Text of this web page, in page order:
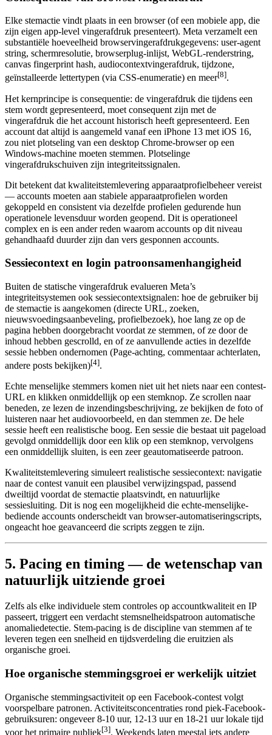
Elke stemactie vindt plaats in een browser (of een mobiele app, die
zijn eigen app-level vingerafdruk presenteert). Meta verzamelt een
substantiële hoeveelheid browservingerafdrukgegevens: user-agent
string, schermresolutie, browserplug-inlijst, WebGL-renderstring,
canvas fingerprint hash, audiocontextvingerafdruk, tijdzone,
geïnstalleerde lettertypen (via CSS-enumeratie) en meer[8].
Het kernprincipe is consequentie: de vingerafdruk die tijdens een
stem wordt gepresenteerd, moet consequent zijn met de
vingerafdruk die het account historisch heeft gepresenteerd. Een
account dat altijd is aangemeld vanaf een iPhone 13 met iOS 16,
zou niet plotseling van een desktop Chrome-browser op een
Windows-machine moeten stemmen. Plotselinge
vingerafdrukschuiven zijn integriteitssignalen.
Dit betekent dat kwaliteitstemlevering apparaatprofielbeheer vereist
— accounts moeten aan stabiele apparaatprofielen worden
gekoppeld en consistent via dezelfde profielen gedurende hun
operationele levensduur worden geopend. Dit is operationeel
complex en is een ander reden waarom accounts op dit niveau
gehandhaafd duurder zijn dan vers gesponnen accounts.
Sessiecontext en login patroonsamenhangigheid
Buiten de statische vingerafdruk evalueren Meta’s
integriteitsystemen ook sessiecontextsignalen: hoe de gebruiker bij
de stemactie is aangekomen (directe URL, zoeken,
nieuwsvoedingsaanbeveling, profielbezoek), hoe lang ze op de
pagina hebben doorgebracht voordat ze stemmen, of ze door de
inhoud hebben gescrolld, en of ze aanvullende acties in dezelfde
sessie hebben ondernomen (Page-achting, commentaar achterlaten,
andere posts bekijken)[4].
Echte menselijke stemmers komen niet uit het niets naar een contest-
URL en klikken onmiddellijk op een stemknop. Ze scrollen naar
beneden, ze lezen de inzendingsbeschrijving, ze bekijken de foto of
luisteren naar het audiovoorbeeld, en dan stemmen ze. De hele
sessie heeft een realistische boog. Een sessie die bestaat uit pageload
gevolgd onmiddellijk door een klik op een stemknop, vervolgens
een onmiddellijk sluiten, is een zeer geautomatiseerde patroon.
Kwaliteitstemlevering simuleert realistische sessiecontext: navigatie
naar de contest vanuit een plausibel verwijzingspad, passend
dweiltijd voordat de stemactie plaatsvindt, en natuurlijke
sessiesluiting. Dit is nog een mogelijkheid die echte-menselijke-
bediende accounts onderscheidt van browser-automatiseringscripts,
ongeacht hoe geavanceerd die scripts zeggen te zijn.
5. Pacing en timing — de wetenschap van
natuurlijk uitziende groei
Zelfs als elke individuele stem controles op accountkwaliteit en IP
passeert, triggert een verdacht stemsnelheidspatroon automatische
anomaliedetectie. Stem-pacing is de discipline van stemmen af te
leveren tegen een snelheid en tijdsverdeling die eruitzien als
organische groei.
Hoe organische stemmingsgroei er werkelijk uitziet
Organische stemmingsactiviteit op een Facebook-contest volgt
voorspelbare patronen. Activiteitsconcentraties rond piek-Facebook-
gebruiksuren: ongeveer 8-10 uur, 12-13 uur en 18-21 uur lokale tijd
voor het primaire publiek[3]. Weekends laten meestal iets andere